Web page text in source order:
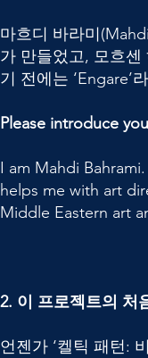
마흐디 바라미
가 만들었고, 모흐센
기 전에는
Please introduce
I am Mahdi
helps me with art
Middle Eastern art
2. 이 프로젝트의 처
언젠가 ‘켈틱 패턴: